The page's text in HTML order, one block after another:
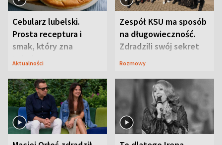
Cebularz lubelski.
Prosta receptura i
smak, który zna
Lubelszczyzna
Aktualności
Zespół KSU ma sposób
na długowieczność.
Zdradzili swój sekret
Rozmowy